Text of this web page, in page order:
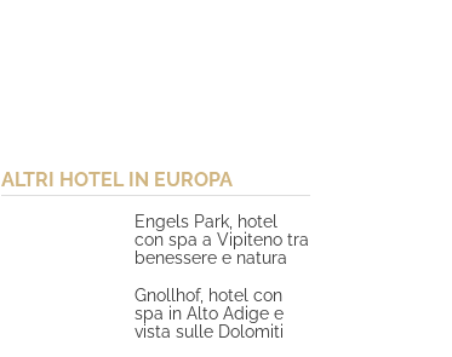
ALTRI HOTEL IN EUROPA
Engels Park, hotel
con spa a Vipiteno tra
benessere e natura
Gnollhof, hotel con
spa in Alto Adige e
vista sulle Dolomiti